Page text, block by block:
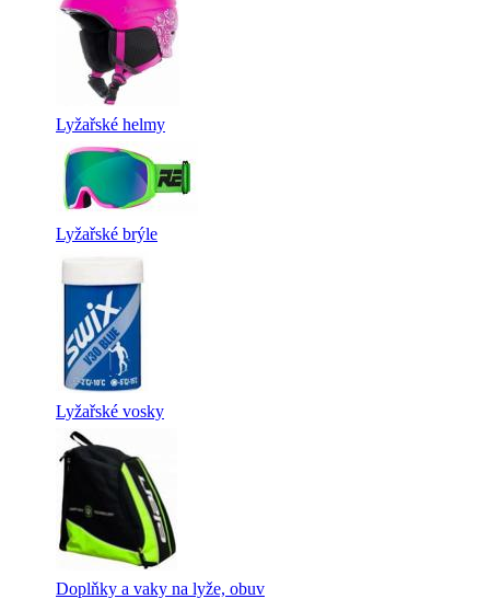
Lyžařské helmy
Lyžařské brýle
Lyžařské vosky
Doplňky a vaky na lyže, obuv